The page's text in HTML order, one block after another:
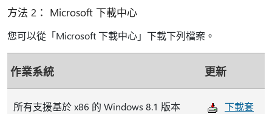
方法 2： Microsoft 下載中心
您可以從「Microsoft 下載中心」下載下列檔案。
作業系統 更新
所有支援基於 x86 的 Windows 8.1 版本
下載套